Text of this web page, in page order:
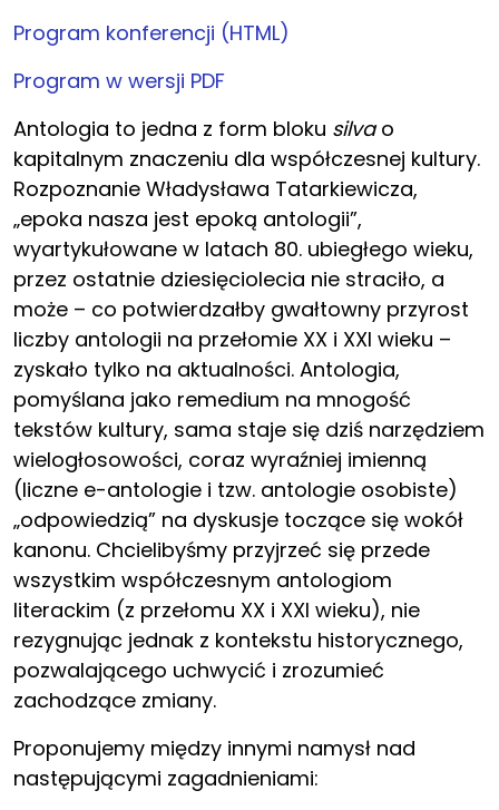
Program konferencji (HTML)
Program w wersji PDF
Antologia to jedna z form bloku silvao
kapitalnym znaczeniu dla współczesnej kultury.
Rozpoznanie Władysława Tatarkiewicza,
„epoka nasza jest epoką antologii”,
wyartykułowane w latach 80. ubiegłego wieku,
przez ostatnie dziesięciolecia nie straciło, a
może – co potwierdzałby gwałtowny przyrost
liczby antologii na przełomie XX i XXI wieku –
zyskało tylko na aktualności. Antologia,
pomyślana jako remedium na mnogość
tekstów kultury, sama staje się dziś narzędziem
wielogłosowości, coraz wyraźniej imienną
(liczne e-antologie i tzw. antologie osobiste)
„odpowiedzią” na dyskusje toczące się wokół
kanonu. Chcielibyśmy przyjrzeć się przede
wszystkim współczesnym antologiom
literackim (z przełomu XX i XXI wieku), nie
rezygnując jednak z kontekstu historycznego,
pozwalającego uchwycić i zrozumieć
zachodzące zmiany.
Proponujemy między innymi namysł nad
następującymi zagadnieniami: